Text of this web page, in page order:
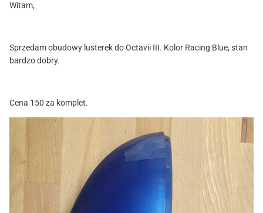
Witam,
Sprzedam obudowy lusterek do Octavii III. Kolor Racing Blue, stan
bardzo dobry.
Cena 150 za komplet.